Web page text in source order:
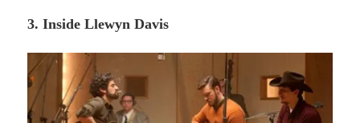
3. Inside Llewyn Davis